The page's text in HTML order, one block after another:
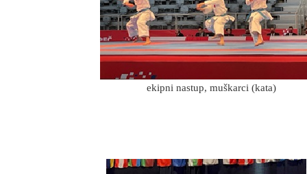
ekipni nastup, muškarci (kata)